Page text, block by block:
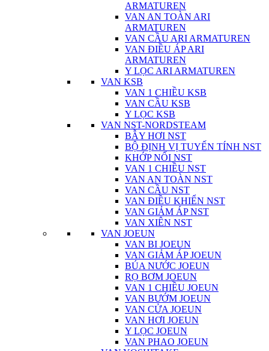
ARMATUREN
VAN AN TOÀN ARI
ARMATUREN
VAN CẦU ARI ARMATUREN
VAN ĐIỀU ÁP ARI
ARMATUREN
Y LỌC ARI ARMATUREN
VAN KSB
VAN 1 CHIỀU KSB
VAN CẦU KSB
Y LỌC KSB
VAN NST-NORDSTEAM
BẪY HƠI NST
BỘ ĐỊNH VỊ TUYẾN TÍNH NST
KHỚP NỐI NST
VAN 1 CHIỀU NST
VAN AN TOÀN NST
VAN CẦU NST
VAN ĐIỀU KHIỂN NST
VAN GIẢM ÁP NST
VAN XIÊN NST
VAN JOEUN
VAN BI JOEUN
VAN GIẢM ÁP JOEUN
BÚA NƯỚC JOEUN
RỌ BƠM JOEUN
VAN 1 CHIỀU JOEUN
VAN BƯỚM JOEUN
VAN CỬA JOEUN
VAN HƠI JOEUN
Y LỌC JOEUN
VAN PHAO JOEUN